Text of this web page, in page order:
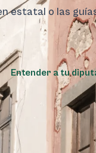
estatal o las
Entender a tu